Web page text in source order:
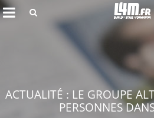
ACTUALITÉ : LE GROUPE
PERSONNES